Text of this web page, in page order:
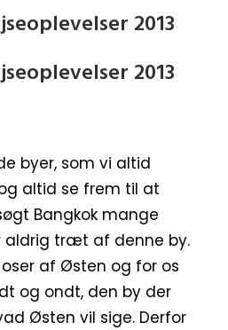
byer, som vi altid
altid se frem til at
Bangkok mange
aldrig træt af denne by.
af Østen og for os
og ondt, den by der
Østen vil sige. Derfor